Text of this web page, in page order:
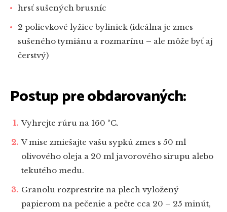
hrsť sušených brusníc
2 polievkové lyžice byliniek (ideálna je zmes
sušeného tymiánu a rozmarínu – ale môže byť aj
čerstvý)
Postup pre obdarovaných:
Vyhrejte rúru na 160 °C.
V mise zmiešajte vašu sypkú zmes s 50 ml
olivového oleja a 20 ml javorového sirupu alebo
tekutého medu.
Granolu rozprestrite na plech vyložený
papierom na pečenie a pečte cca 20 – 25 minút,